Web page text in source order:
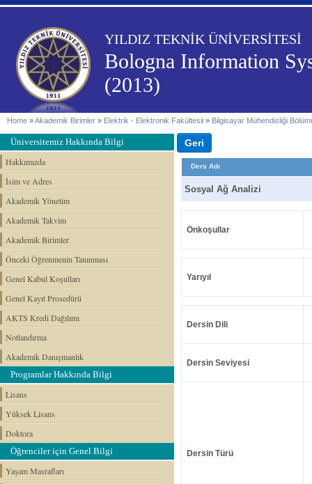
YILDIZ TEKNİK ÜNİVERSİTESİ
Bologna Information
(2013)
Home »Akademik Birimler » Elektrik - Elektronik Fakültesii » Bilgisayar Mühendisliği
Üniversitemiz Hakkında Bilgi
Hakkımızda
İsim ve Adres
Akademik Yönetim
Akademik Takvim
Akademik Birimler
Önceki Öğrenmenin Tanınması
Genel Kabul Koşulları
Genel Kayıt Prosedürü
AKTS Kredi Dağılımı
Notlandırma
Akademik Danışmanlık
Programlar Hakkında Bilgi
Lisans
Yüksek Lisans
Doktora
Öğrenciler için Genel Bilgi
Yaşam Masrafları
Ders Adı
Sosyal Ağ Analizi
Önkoşullar
Yarıyıl
Dersin Dili
Dersin Seviyesi
Dersin Türü